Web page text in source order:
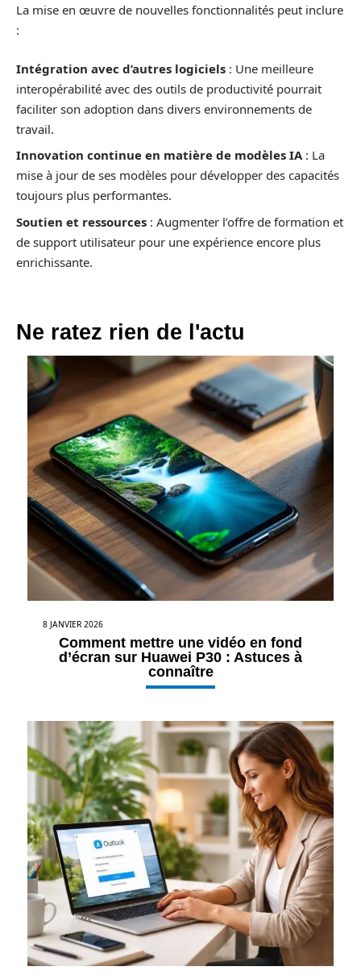
La mise en œuvre de nouvelles fonctionnalités peut inclure
:
Intégration avec d’autres logiciels : Une meilleure
interopérabilité avec des outils de productivité pourrait
faciliter son adoption dans divers environnements de
travail.
Innovation continue en matière de modèles IA: La
mise à jour de ses modèles pour développer des capacités
toujours plus performantes.
Soutien et ressources : Augmenter l’offre de formation et
de support utilisateur pour une expérience encore plus
enrichissante.
Ne ratez rien de l'actu
8 JANVIER 2026
Comment mettre une vidéo en fond
d’écran sur Huawei P30 : Astuces à
connaître